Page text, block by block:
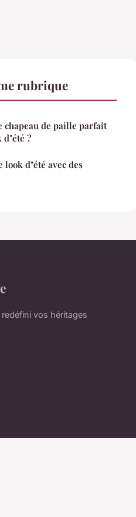
rubrique
chapeau de paille parfait
?
d"été avec des
vos héritages